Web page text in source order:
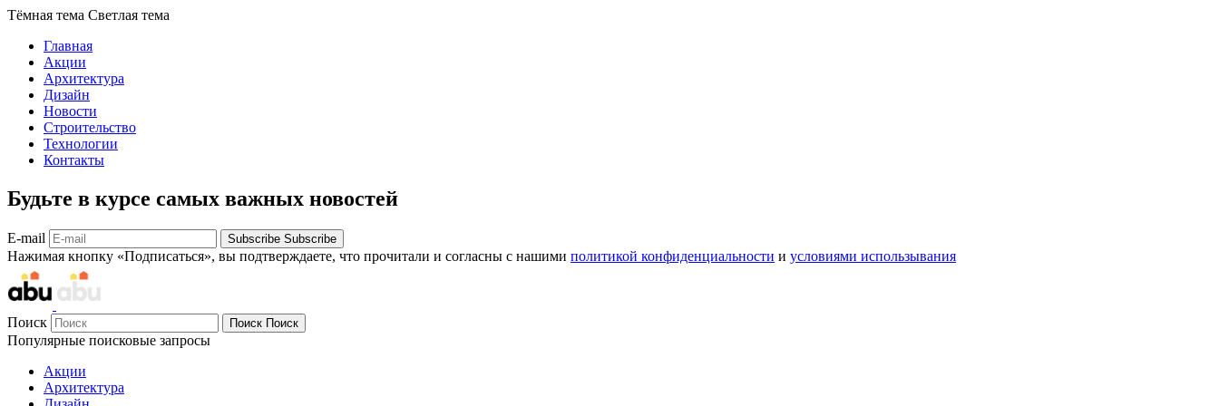
Тёмная тема Светлая тема
Главная
Акции
Архитектура
Дизайн
Новости
Строительство
Технологии
Контакты
Будьте в курсе самых важных новостей
E-mail Subscribe Subscribe
Нажимая кнопку «Подписаться», вы подтверждаете, что прочитали и согласны с нашими политикой конфиденциальности и условиями использывания
Поиск Поиск Поиск
Популярные поисковые запросы
Акции
Архитектура